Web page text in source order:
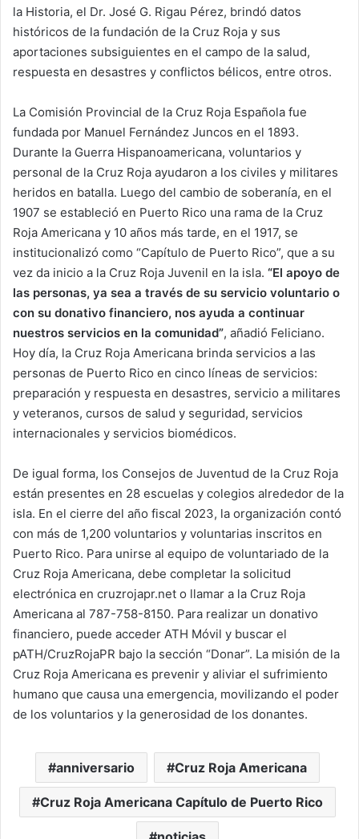
la Historia, el Dr. José G. Rigau Pérez, brindó datos
históricos de la fundación de la Cruz Roja y sus
aportaciones subsiguientes en el campo de la salud,
respuesta en desastres y conflictos bélicos, entre otros.
La Comisión Provincial de la Cruz Roja Española fue
fundada por Manuel Fernández Juncos en el 1893.
Durante la Guerra Hispanoamericana, voluntarios y
personal de la Cruz Roja ayudaron a los civiles y militares
heridos en batalla. Luego del cambio de soberanía, en el
1907 se estableció en Puerto Rico una rama de la Cruz
Roja Americana y 10 años más tarde, en el 1917, se
institucionalizó como “Capítulo de Puerto Rico”, que a su
vez da inicio a la Cruz Roja Juvenil en la isla. “El apoyo de
las personas, ya sea a través de su servicio voluntario o
con su donativo financiero, nos ayuda a continuar
nuestros servicios en la comunidad”, añadió Feliciano.
Hoy día, la Cruz Roja Americana brinda servicios a las
personas de Puerto Rico en cinco líneas de servicios:
preparación y respuesta en desastres, servicio a militares
y veteranos, cursos de salud y seguridad, servicios
internacionales y servicios biomédicos.
De igual forma, los Consejos de Juventud de la Cruz Roja
están presentes en 28 escuelas y colegios alrededor de la
isla. En el cierre del año fiscal 2023, la organización contó
con más de 1,200 voluntarios y voluntarias inscritos en
Puerto Rico. Para unirse al equipo de voluntariado de la
Cruz Roja Americana, debe completar la solicitud
electrónica en cruzrojapr.net o llamar a la Cruz Roja
Americana al 787-758-8150. Para realizar un donativo
financiero, puede acceder ATH Móvil y buscar el
pATH/CruzRojaPR bajo la sección “Donar”. La misión de la
Cruz Roja Americana es prevenir y aliviar el sufrimiento
humano que causa una emergencia, movilizando el poder
de los voluntarios y la generosidad de los donantes.
anniversario Cruz Roja Americana
Cruz Roja Americana Capítulo de Puerto Rico